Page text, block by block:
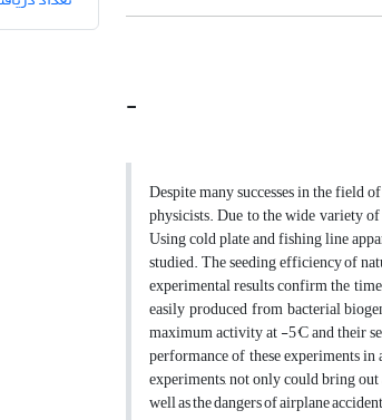
-
Despite many successes in the field
physicists. Due to the wide variety
Using cold plate and fishing line
studied. The seeding efficiency of
experimental results confirm the
easily produced from bacterial
maximum activity at -5°C and their
performance of these experiments
experiments, not only could bring
well as the dangers of airplane